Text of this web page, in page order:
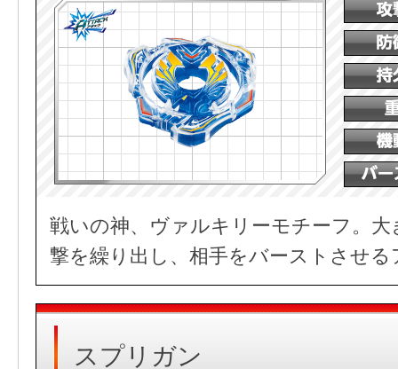
戦いの神、ヴァルキリーモチーフ。
撃を繰り出し、相手をバーストさせ
スプリガン